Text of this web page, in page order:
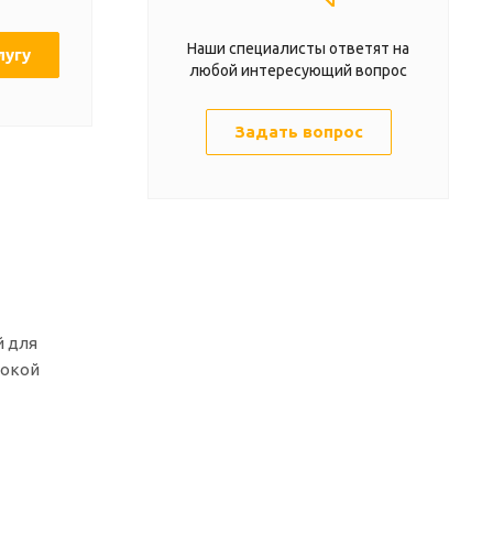
для
Наши специалисты ответят на
любой интересующий вопрос
Задать вопрос